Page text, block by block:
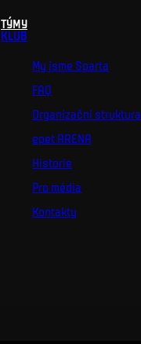
TÝMY
KLUB
My jsme Sparta
FAQ
Organizační struktura
epet ARENA
Historie
Pro média
Kontakty